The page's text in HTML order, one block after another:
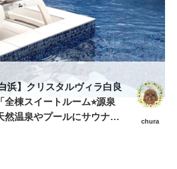
浜】クリスタルヴィラ白良
全棟スイートルーム⭐︎源泉
然温泉やプールにサウナ
間♪」
chura